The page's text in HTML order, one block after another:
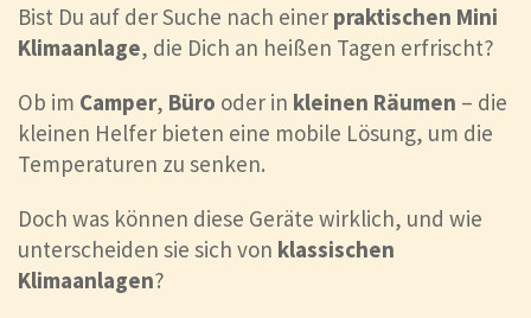
Bist Du auf der Suche nach einer praktischen Mini
Klimaanlage, die Dich an heißen Tagen erfrischt?
Ob im Camper, Büro oder in kleinen Räumen – die
kleinen Helfer bieten eine mobile Lösung, um die
Temperaturen zu senken.
Doch was können diese Geräte wirklich, und wie
unterscheiden sie sich von klassischen
Klimaanlagen?